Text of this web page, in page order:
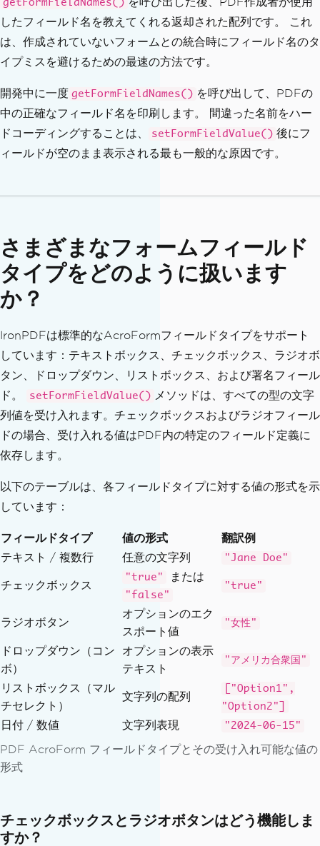
();
    console
.log( "Form fields:", fieldN
ames);
await pdf.setFormFieldValue("first
Name", "Jane" );
ame"
"Doe");
await pdf.setFormFieldValue ("emai
// Date field
await
pdf setFormFieldValue
"dateO
fBirth", "03/22/1988" );
await pdf.setFormFieldValue( "agree
ToTerms", "true" );
await pdf . setFormFieldValue
"subsc
// Dropdown / select field
await pdf.setFormFieldValue("count
ry",
// Multi-line text area
await
ated workflow." );
-- prevents further editing
// await pdf.flattenAllFormFields
();
await pdf. saveAs( "./output/filled-
application.pdf");
    console
. log
}
fillApplicationForm ().catch
ror);
getFormFieldNames()
したフィールド名を教えてくれる返却された配列です。 これ
は、作成されていないフォームとの統合時にフィールド名のタ
イプミスを避けるための最速の方法です。
開発中に一度 getFormFieldNames() を呼び出して、PDFの
中の正確なフィールド名を印刷します。 間違った名前をハー
ドコーディングすることは、
setFormFieldValue() 後にフ
ィールドが空のまま表示される最も一般的な原因です。
さまざまなフォームフィールド
タイプをどのように扱います
か？
IronPDFは標準的なAcroFormフィールドタイプをサポート
しています：テキストボックス、チェックボックス、ラジオボ
タン、ドロップダウン、リストボックス、および署名フィール
ド。
setFormFieldValue() メソッドは、すべての型の文字
列値を受け入れます。チェックボックスおよびラジオフィール
ドの場合、受け入れる値はPDF内の特定のフィールド定義に
依存します。
以下のテーブルは、各フィールドタイプに対する値の形式を示
しています：
PDF AcroForm フィールドタイプとその受け入れ可能な値の
形式
フィールドタイプ 値の形式
翻訳例
テキスト / 複数行
任意の文字列 "Jane Doe"
チェックボックス
"true" または
"false"
"true"
ラジオボタン
オプションのエク
スポート値
"女性"
ドロップダウン（コン
ボ）
オプションの表示
テキスト
"アメリカ合衆国"
リストボックス（マル
チセレクト）
文字列の配列
["Option1",
"Option2"]
日付 / 数値 文字列表現 "2024-06-15"
チェックボックスとラジオボタンはどう機能しま
すか？